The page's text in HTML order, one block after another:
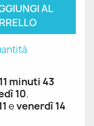
minuti 42
10.
evenerdì 14